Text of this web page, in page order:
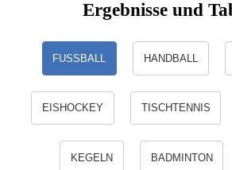
Ergebnisse und
FUSSBALL HANDBALL
EISHOCKEY TISCHTENNIS
KEGELN BADMINTON